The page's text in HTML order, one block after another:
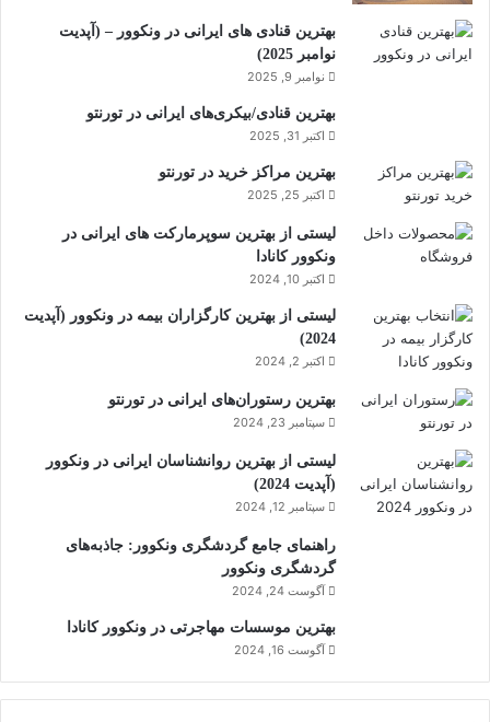
بهترین قنادی های ایرانی در ونکوور – (آپدیت
نوامبر 2025)
نوامبر 9, 2025
بهترین قنادی/بیکری‌های ایرانی در تورنتو
اکتبر 31, 2025
بهترین مراکز خرید در تورنتو
اکتبر 25, 2025
لیستی از بهترین سوپرمارکت های ایرانی در
ونکوور کانادا
اکتبر 10, 2024
لیستی از بهترین کارگزاران بیمه در ونکوور (آپدیت
2024)
اکتبر 2, 2024
بهترین رستوران‌های ایرانی در تورنتو
سپتامبر 23, 2024
لیستی از بهترین روانشناسان ایرانی در ونکوور
(آپدیت 2024)
سپتامبر 12, 2024
راهنمای جامع گردشگری ونکوور: جاذبه‌های
گردشگری ونکوور
آگوست 24, 2024
بهترین موسسات مهاجرتی در ونکوور کانادا
آگوست 16, 2024